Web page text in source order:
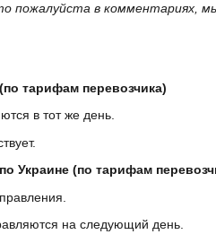
пожалуйста в комментариях,
тарифам перевозчика)
в тот же день.
Украине (по тарифам
на следующий день.